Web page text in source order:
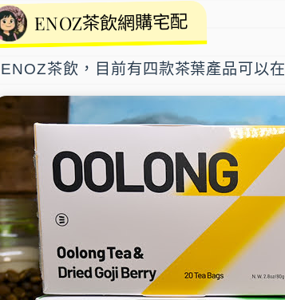
ENOZ茶飲網購宅配
ENOZ茶飲，目前有四款茶葉產品可以在